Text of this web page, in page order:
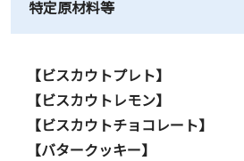
特定原材料等
【ビスカウトプレト】
【ビスカウトレモン】
【ビスカウトチョコレート】
【バタークッキー】